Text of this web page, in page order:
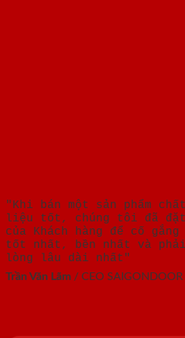
"Khi bán một sản phẩm
liệu tốt, chúng tôi đã
của Khách hàng để cố
tốt nhất, bền nhất và phải
lòng lâu dài nhất"
Trần Văn Lãm / CEO SAIGONDOOR